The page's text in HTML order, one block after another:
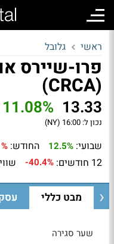
ראשי גלובל
(CRCA)
13.33
11.08%
נכון ל: 16:00 (NY)
שבועי: 12.5% החודש:
12 חודשים: -40.4%
מבט כללי
שער סגירה